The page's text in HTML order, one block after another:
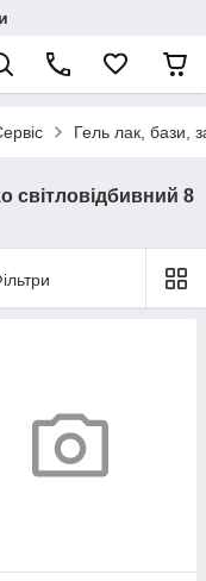
Гель лак, бази,
світловідбивний 8